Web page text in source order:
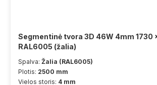
Segmentinė tvora 3D 46W 4mm 1730
RAL6005 (žalia)
Spalva: Žalia (RAL6005)
Plotis: 2500 mm
Vielos storis: 4 mm